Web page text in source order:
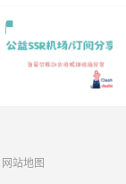
网站地图